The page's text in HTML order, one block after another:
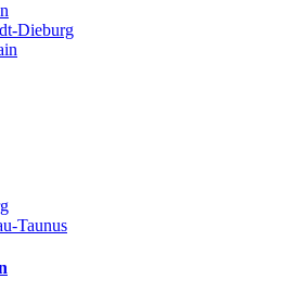
Dieburg
Taunus